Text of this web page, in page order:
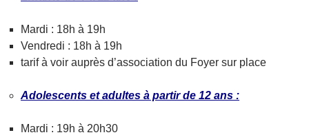
Mardi : 18h à 19h
Vendredi : 18h à 19h
tarif à voir auprès d’association du Foyer sur place
Adolescents et adultes à partir de 12 ans :
Mardi : 19h à 20h30